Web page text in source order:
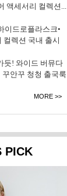
액세서리 컬렉션...
이드로플라스크•
컬렉션 국내 출시
듯! 와이드 버뮤다
안꾸 청청 출국룩
MORE
PICK